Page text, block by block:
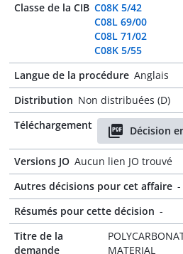
Classe de la CIB C08K 5/42
C08L 69/00
C08L 71/02
C08K 5/55
Langue de la procédure Anglais
Distribution Non distribuées (D)
Téléchargement
Décision
Versions JO Aucun lien JO trouvé
Autres décisions pour cet affaire -
Résumés pour cette décision -
Titre de la
demande
MATERIAL